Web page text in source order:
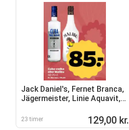
Jack Daniel's, Fernet Branca,
Jägermeister, Linie Aquavit,
Dew
23 timer 129,00 kr.